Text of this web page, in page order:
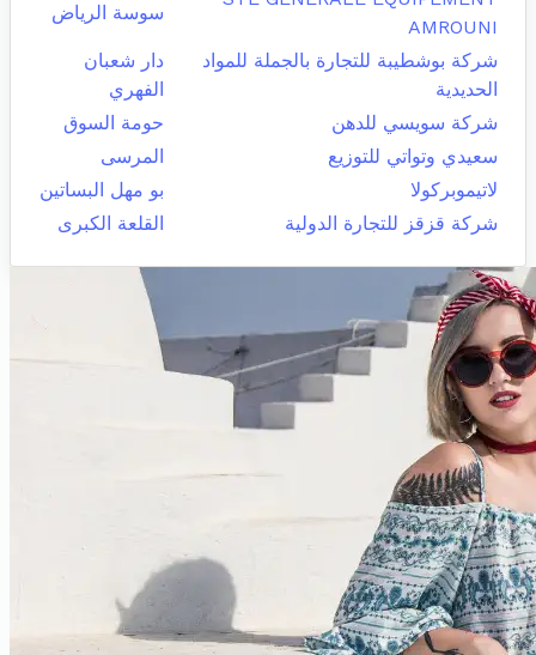
AMROUNI
سوسة الرياض
شركة بوشطيبة للتجارة بالجملة للمواد
الحديدية
دار شعبان
الفهري
شركة سويسي للدهن
حومة السوق
سعيدي وتواتي للتوزيع
المرسى
لاتيموبركولا
بو مهل البساتين
شركة قزقز للتجارة الدولية
القلعة الكبرى